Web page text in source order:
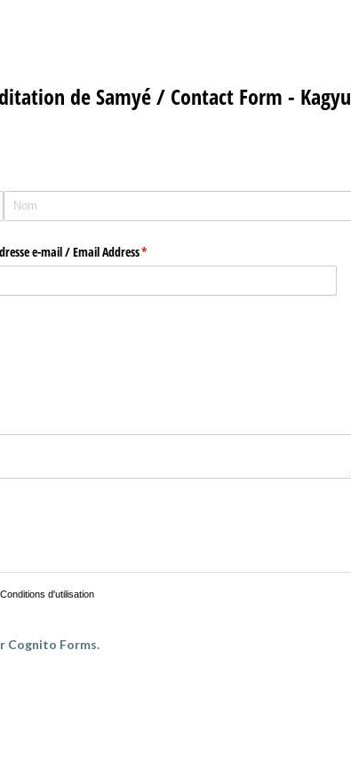
de Samyé / Contact Form - Kagyu
e-mail /​ Email Address*
(requis)
Conditions d'utilisation
Cognito Forms.